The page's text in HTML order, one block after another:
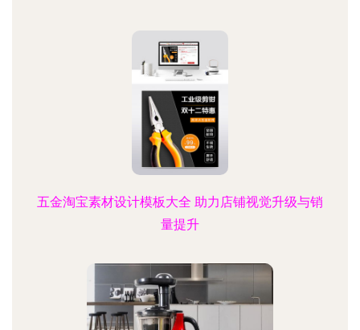
五金淘宝素材设计模板大全 助力店铺视觉升级与销
量提升